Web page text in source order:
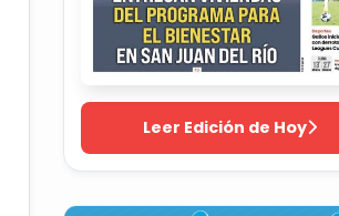
Leer Edición de Hoy